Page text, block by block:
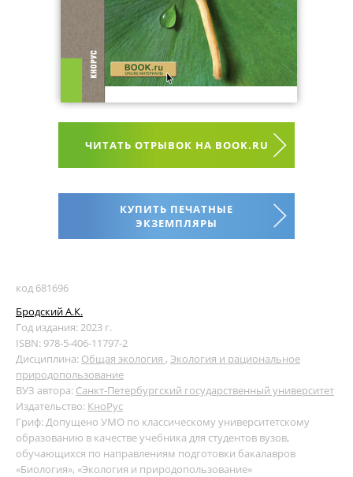
ЧИТАТЬ ОТРЫВОК НА BOOK.RU
КУПИТЬ ПЕЧАТНЫЕ
ЭКЗЕМПЛЯРЫ
код 681696
Бродский А.К.
Год издания: 2023 г.
ISBN: 978-5-406-11797-2
Дисциплина: Общая экология , Экология и рациональное
природопользование
ВУЗ автора: Санкт-Петербургский государственный университет
Издательство: КноРус
Гриф: Допущено УМО по классическому университетскому
образованию в качестве учебника для студентов вузов,
обучающихся по направлениям подготовки бакалавров
«Биология», «Экология и природопользование»